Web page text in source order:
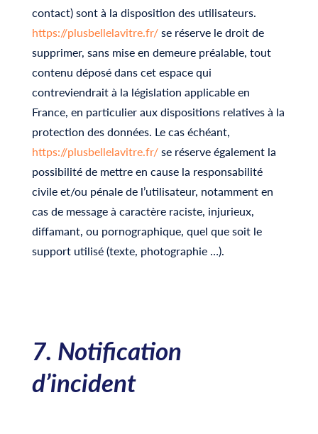
contact) sont à la disposition des utilisateurs.
https://plusbellelavitre.fr/se réserve le droit de
supprimer, sans mise en demeure préalable, tout
contenu déposé dans cet espace qui
contreviendrait à la législation applicable en
France, en particulier aux dispositions relatives à la
protection des données. Le cas échéant,
https://plusbellelavitre.fr/se réserve également la
possibilité de mettre en cause la responsabilité
civile et/ou pénale de l’utilisateur, notamment en
cas de message à caractère raciste, injurieux,
diffamant, ou pornographique, quel que soit le
support utilisé (texte, photographie …).
7. Notification
d’incident